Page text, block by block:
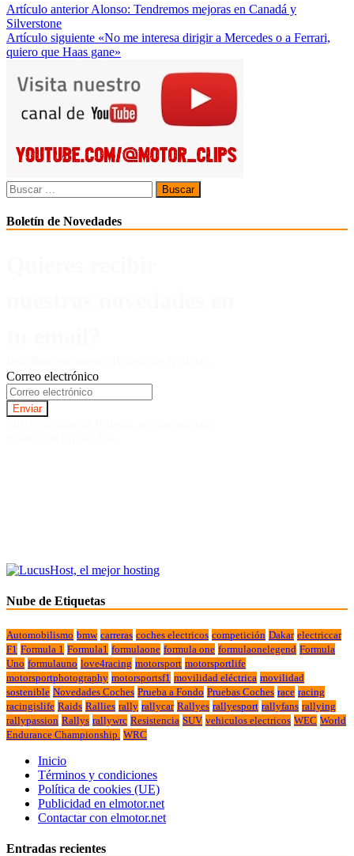
Navegación
de
entradas
Artículo anterior Alonso: Tendremos mejoras en Canadá y
Silverstone
Artículo siguiente «No me interesa dirigir a Mercedes o a Ferrari,
quiero que Haas gane»
Buscar:
Boletín de Novedades
Correo electrónico
Nube de Etiquetas
Automobilismo bmw carreras coches electricos competición Dakar electriccar
F1 Formula 1 Formula1 formulaone formula one formulaonelegend Formula
Uno formulauno love4racing motorsport motorsportlife
motorsportphotography motorsportsf1 movilidad eléctrica movilidad
sostenible Novedades Coches Prueba a Fondo Pruebas Coches race racing
racingislife Raids Rallies rally rallycar Rallyes rallyesport rallyfans rallying
rallypassion Rallys rallywrc Resistencia SUV vehiculos electricos WEC World
Endurance Championship. WRC
Inicio
Términos y condiciones
Política de cookies (UE)
Publicidad en elmotor.net
Contactar con elmotor.net
Entradas recientes